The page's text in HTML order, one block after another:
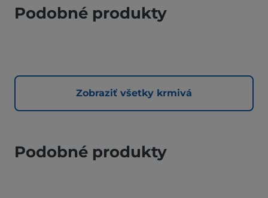
Podobné produkty
Zobraziť všetky krmivá
Podobné produkty